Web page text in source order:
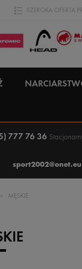
SZEROKA OFERTA
777 76 36
sport2002@onet.eu
» MĘSKIE